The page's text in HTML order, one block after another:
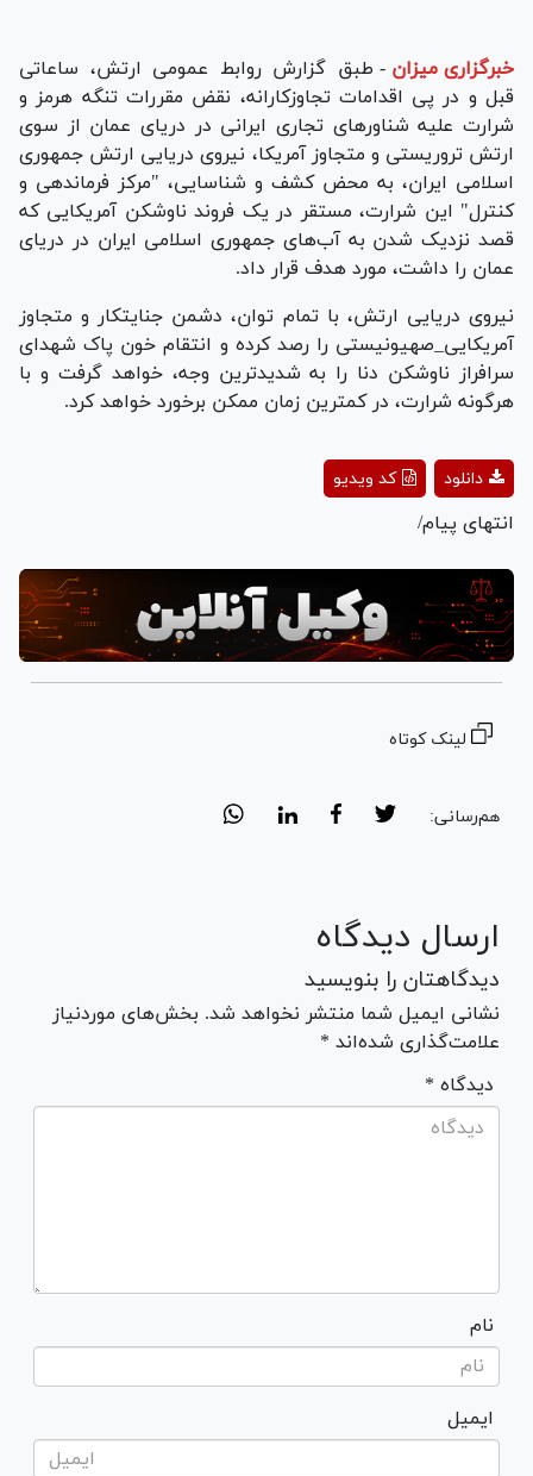
خبرگزاری میزان - طبق گزارش روابط عمومی ارتش، ساعاتی
قبل و در پی اقدامات تجاوزکارانه، نقض مقررات تنگه هرمز و
شرارت علیه شناور‌های تجاری ایرانی در دریای عمان از سوی
ارتش تروریستی و متجاوز آمریکا، نیروی دریایی ارتش جمهوری
اسلامی ایران، به محض کشف و شناسایی، "مرکز فرماندهی و
کنترل" این شرارت، مستقر در یک فروند ناوشکن آمریکایی که
قصد نزدیک شدن به آب‌های جمهوری اسلامی ایران در دریای
عمان را داشت، مورد هدف قرار داد.
نیروی دریایی ارتش، با تمام توان، دشمن جنایتکار و متجاوز
آمریکایی_صهیونیستی را رصد کرده و انتقام خون پاک شهدای
سرافراز ناوشکن دنا را به شدیدترین وجه، خواهد گرفت و با
هرگونه شرارت، در کمترین زمان ممکن برخورد خواهد کرد.
Playکد ویدیو دانلود
انتهای پیام/
لینک کوتاه
هم‌رسانی:
ارسال دیدگاه
دیدگاهتان را بنویسید
نشانی ایمیل شما منتشر نخواهد شد. بخش‌های موردنیاز
علامت‌گذاری شده‌اند *
* دیدگاه
نام
ایمیل